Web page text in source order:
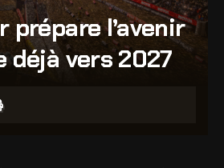
prépare l’avenir
déjà vers 2027